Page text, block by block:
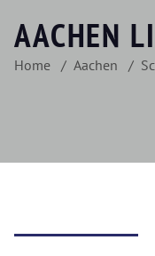
AACHEN
Home Aachen